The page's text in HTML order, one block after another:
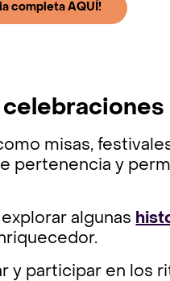
completa AQUÍ!
misas,
pertenencia y
algunas
y participar en los